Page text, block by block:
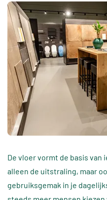
De vloer vormt de basis
alleen de uitstraling, maar
gebruiksgemak in je